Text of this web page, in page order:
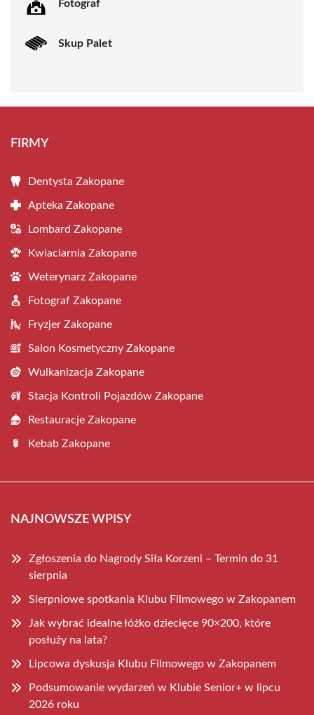
Fotograf
Skup Palet
FIRMY
Dentysta Zakopane
Apteka Zakopane
Lombard Zakopane
Kwiaciarnia Zakopane
Weterynarz Zakopane
Fotograf Zakopane
Fryzjer Zakopane
Salon Kosmetyczny Zakopane
Wulkanizacja Zakopane
Stacja Kontroli Pojazdów Zakopane
Restauracje Zakopane
Kebab Zakopane
NAJNOWSZE WPISY
Zgłoszenia do Nagrody Siła Korzeni – Termin do 31
sierpnia
Sierpniowe spotkania Klubu Filmowego w Zakopanem
Jak wybrać idealne łóżko dziecięce 90×200, które
posłuży na lata?
Lipcowa dyskusja Klubu Filmowego w Zakopanem
Podsumowanie wydarzeń w Klubie Senior+ w lipcu
2026 roku